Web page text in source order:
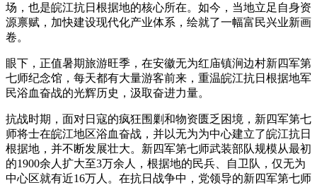
场，也是皖江抗日根据地的核心所在。如今，当地立足自身资
源禀赋，加快建设现代化产业体系，绘就了一幅富民兴业新画
卷。
眼下，正值暑期旅游旺季，在安徽无为红庙镇涧边村新四军第
七师纪念馆，每天都有大量游客前来，重温皖江抗日根据地军
民浴血奋战的光辉历史，汲取奋进力量。
抗战时期，面对日寇的疯狂围剿和物资匮乏困境，新四军第七
师将士在皖江地区浴血奋战，并以无为为中心建立了皖江抗日
根据地，并不断发展壮大。新四军第七师武装部队规模从最初
的1900余人扩大至3万余人，根据地的民兵、自卫队，仅无为
中心区就有近16万人。在抗日战争中，党领导的新四军第七师